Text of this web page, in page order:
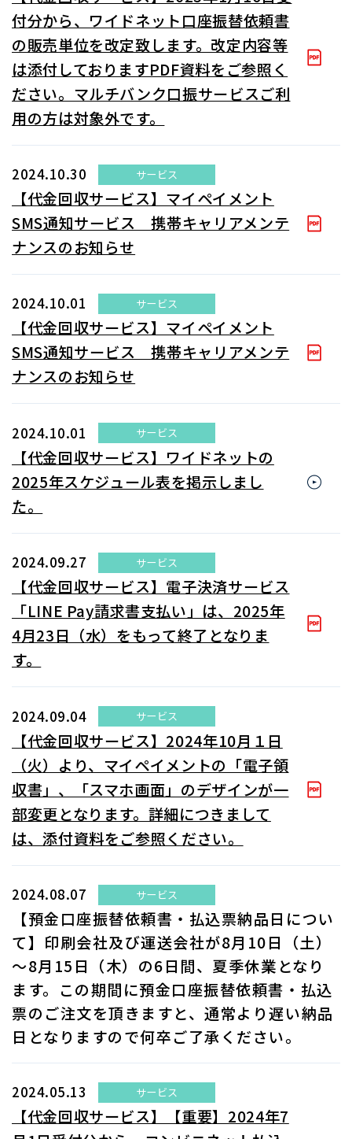
付分から、ワイドネット口座振替依頼書
の販売単位を改定致します。改定内容等
は添付しておりますPDF資料をご参照く
ださい。マルチバンク口振サービスご利
用の方は対象外です。
2024.10.30 サービス
【代金回収サービス】マイペイメント
SMS通知サービス 携帯キャリアメンテ
ナンスのお知らせ
2024.10.01 サービス
【代金回収サービス】マイペイメント
SMS通知サービス 携帯キャリアメンテ
ナンスのお知らせ
2024.10.01 サービス
【代金回収サービス】ワイドネットの
2025年スケジュール表を掲示しまし
た。
2024.09.27 サービス
【代金回収サービス】電子決済サービス
「LINE Pay請求書支払い」は、2025年
4月23日（水）をもって終了となりま
す。
2024.09.04 サービス
【代金回収サービス】2024年10月１日
（火）より、マイペイメントの「電子領
収書」、「スマホ画面」のデザインが一
部変更となります。詳細につきまして
は、添付資料をご参照ください。
2024.08.07 サービス
【預金口座振替依頼書・払込票納品日につい
て】印刷会社及び運送会社が8月10日（土）
～8月15日（木）の6日間、夏季休業となり
ます。この期間に預金口座振替依頼書・払込
票のご注文を頂きますと、通常より遅い納品
日となりますので何卒ご了承ください。
2024.05.13 サービス
【代金回収サービス】【重要】2024年7